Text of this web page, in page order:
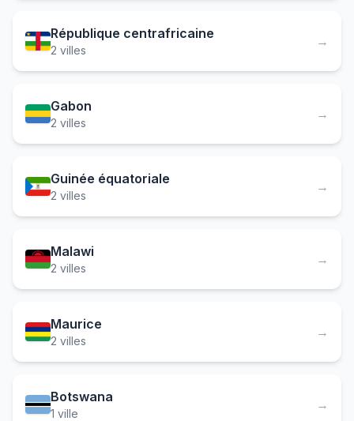
République centrafricaine
2 villes
→
Gabon
2 villes
→
Guinée équatoriale
2 villes
→
Malawi
2 villes
→
Maurice
2 villes
→
Botswana
1 ville
→